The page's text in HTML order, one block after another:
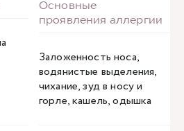
Заложенность носа,
водянистые выделения,
чихание, зуд в носу и
горле, кашель, одышка